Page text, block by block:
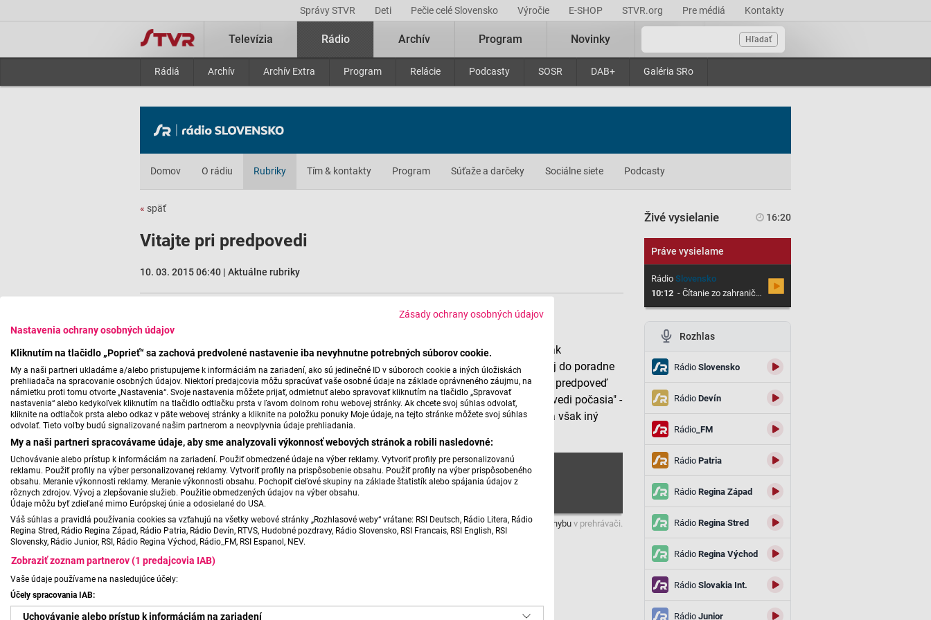
Zásady ochrany osobných údajov
Nastavenia ochrany osobných údajov
Kliknutím na tlačidlo „Poprieť“ sa zachová predvolené nastavenie iba nevyhnutne potrebných súborov cookie.
My a naši partneri ukladáme a/alebo pristupujeme k informáciám na zariadení, ako sú jedinečné ID v súboroch cookie a iných úložiskách
prehliadača na spracovanie osobných údajov. Niektorí predajcovia môžu spracúvať vaše osobné údaje na základe oprávneného záujmu, na
námietku proti tomu otvorte „Nastavenia“. Svoje nastavenia môžete prijať, odmietnuť alebo spravovať kliknutím na tlačidlo „Spravovať
nastavenia“ alebo kedykoľvek kliknutím na tlačidlo odtlačku prsta v ľavom dolnom rohu webovej stránky. Ak chcete svoj súhlas odvolať,
kliknite na odtlačok prsta alebo odkaz v päte webovej stránky a kliknite na položku ponuky Moje údaje, na tejto stránke môžete svoj súhlas
odvolať. Tieto voľby budú signalizované našim partnerom a neovplyvnia údaje prehliadania.
My a naši partneri spracovávame údaje, aby sme analyzovali výkonnosť webových stránok a robili nasledovné:
Uchovávanie alebo prístup k informáciám na zariadení. Použiť obmedzené údaje na výber reklamy. Vytvoriť profily pre personalizovanú
reklamu. Použiť profily na výber personalizovanej reklamy. Vytvoriť profily na prispôsobenie obsahu. Použiť profily na výber prispôsobeného
obsahu. Meranie výkonnosti reklamy. Meranie výkonnosti obsahu. Pochopiť cieľové skupiny na základe štatistík alebo spájania údajov z
rôznych zdrojov. Vývoj a zlepšovanie služieb. Použitie obmedzených údajov na výber obsahu.
Údaje môžu byť zdieľané mimo Európskej únie a odosielané do USA.
Váš súhlas a pravidlá používania cookies sa vzťahujú na všetky webové stránky „Rozhlasové weby“ vrátane: RSI Deutsch, Rádio Litera, Rádio
Regina Stred, Rádio Regina Západ, Rádio Patria, Rádio Devín, RTVS, Hudobné pozdravy, Rádio Slovensko, RSI Francais, RSI English, RSI
Slovensky, Rádio Junior, RSI, Rádio Regina Východ, Rádio_FM, RSI Espanol, NEV.
Zobraziť zoznam partnerov (1 predajcovia IAB)
Vaše údaje používame na nasledujúce účely:
Účely spracovania IAB:
Uchovávanie alebo prístup k informáciám na zariadení
Správy STVR Deti Pečie celé Slovensko Výročie E-SHOP STVR.org Pre médiá Kontakty
Hľadať
Televízia Rádio
Rádiá Archív Archív Extra Program Relácie Podcasty SOSR DAB+ Galéria SRo
Archív Program Novinky
Domov O rádiu Rubriky Tím & kontakty Program Súťaže a darčeky Sociálne siete Podcasty
« späť
Vitajte pri predpovedi
10. 03. 2015 06:40 | Aktuálne rubriky
Slovenčina na slovíčko...
Keď sme pripravovali odpovede do našej rubriky, tak
jazykovedkyňa Sibyla Mislovičová prezradila, že jej do poradne
volal rozčúlený pán, ktorý sa sťažoval na televíznu predpoveď
počasia. Moderátorka povedala „Vitajte pri predpovedi počasia" -
vraj jemu nemá čo rozkazovať! Jazykovedkyňa má však iný
názor...
Vitajte pri predpovedi
Máte problém s prehrávaním?Nahláste nám chybu v prehrávači.
Živé vysielanie 16:20
Práve vysielame
RádioSlovensko
10:12 - Čítanie zo zahraničnej tlače
Rozhlas
RádioSlovensko
RádioDevín
Rádio_FM
RádioPatria
RádioRegina Západ
RádioRegina Stred
RádioRegina Východ
RádioSlovakia Int.
RádioJunior